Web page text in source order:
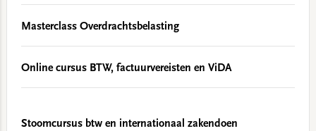
Masterclass Overdrachtsbelasting
Online cursus BTW, factuurvereisten en ViDA
Stoomcursus btw en internationaal zakendoen